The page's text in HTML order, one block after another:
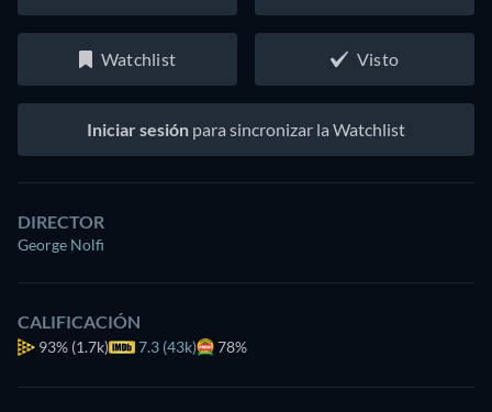
Watchlist Visto
Iniciar sesión para sincronizar la Watchlist
DIRECTOR
George Nolfi
CALIFICACIÓN
93% (1.7k) 7.3 (43k) 78%